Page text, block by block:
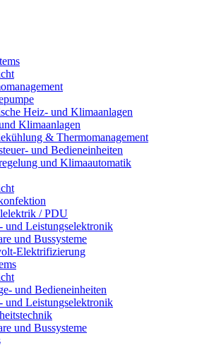
Heiz- und Klimaanlagen
Klimaanlagen
& Thermomanagement
und Bedieneinheiten
und Klimaautomatik
/ PDU
und Leistungselektronik
und Bussysteme
Elektrifizierung
und Bedieneinheiten
und Leistungselektronik
und Bussysteme